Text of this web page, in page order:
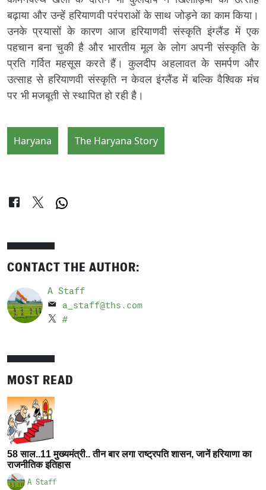
बढ़ाया और उन्हें हरियाणवी परंपराओं के साथ जोड़ने का काम किया।
उनके प्रयासों के कारण आज हरियाणवी संस्कृति इंग्लैंड में एक
पहचान बना चुकी है और भारतीय मूल के लोग अपनी संस्कृति के
प्रति गर्वित महसूस करते हैं। कुलदीप अहलावत के समर्पण और
उत्साह से हरियाणवी संस्कृति न केवल इंग्लैंड में बल्कि वैश्विक मंच
पर भी मजबूती से स्थापित हो रही है।
Haryana The Haryana Story
CONTACT THE AUTHOR:
A Staff
a_staff@ths.com
#
MOST READ
58 साल..11 मुख्यमंत्री.. तीन बार लगा राष्ट्रपति शासन, जानें हरियाणा का
राजनीतिक इतिहास
A Staff